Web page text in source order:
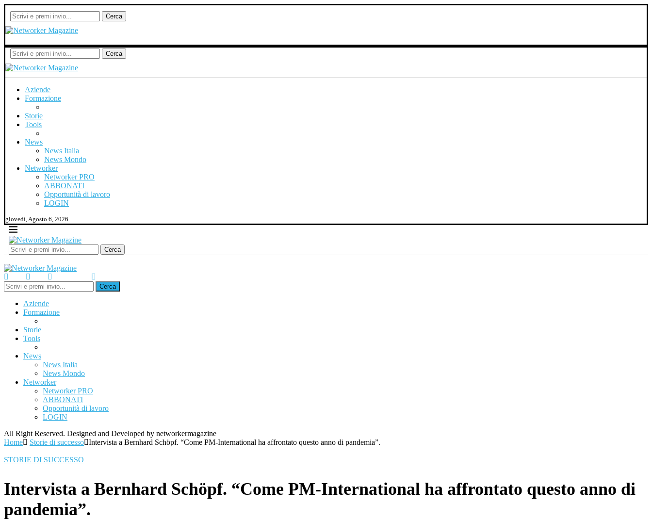
Cerca
Cerca
Aziende
Formazione
Storie
Tools
News
News Italia
News Mondo
Networker
Networker PRO
ABBONATI
Opportunità di lavoro
LOGIN
giovedì, Agosto 6, 2026
Cerca
Cerca
Aziende
Formazione
Storie
Tools
News
News Italia
News Mondo
Networker
Networker PRO
ABBONATI
Opportunità di lavoro
LOGIN
All Right Reserved. Designed and Developed by networkermagazine
Home
Storie di successo Intervista a Bernhard Schöpf. “Come PM-International ha affrontato questo anno di pandemia”.
STORIE DI SUCCESSO
Intervista a Bernhard Schöpf. “Come PM-International ha affrontato questo anno di
pandemia”.